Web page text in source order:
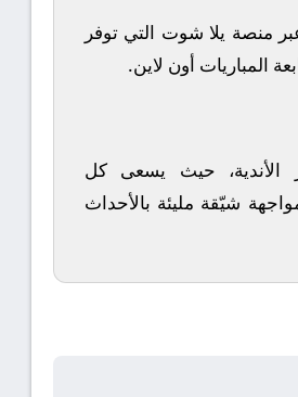
منصة يلا شوت التي توفر
المباريات أون لاين.
الأندية، حيث يسعى كل
شيّقة مليئة بالأحداث